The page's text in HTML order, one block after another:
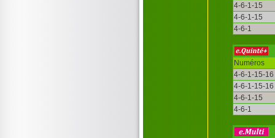
4-6-1-15
4-6-1-15
4-6-1
Numéros
4-6-1-15-16
4-6-1-15-16
4-6-1-15
4-6-1